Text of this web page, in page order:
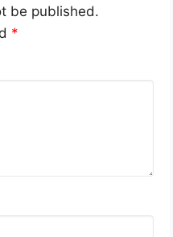
be published.
*